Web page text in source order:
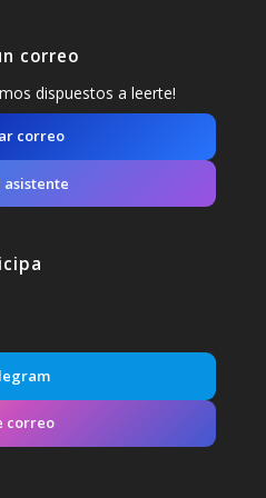
correo
dispuestos a leerte!
correo
asistente
correo